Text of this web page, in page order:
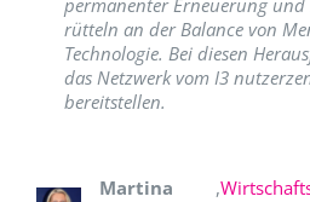
permanenter Erneuerung
rütteln an der Balance von
Technologie. Bei diesen
das Netzwerk vom I3
bereitstellen.
Martina
,